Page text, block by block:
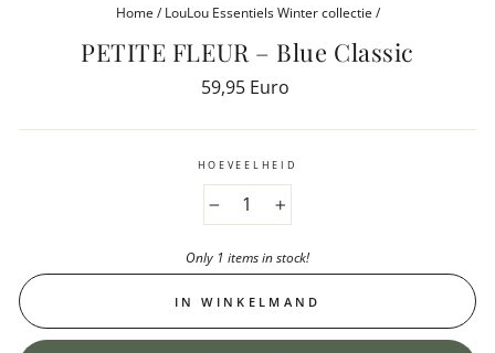
Home / LouLou Essentiels Winter collectie /
PETITE FLEUR – Blue Classic
Reguliere
59,95 Euro
HOEVEELHEID
+
Only 1 items in stock!
IN WINKELMAND